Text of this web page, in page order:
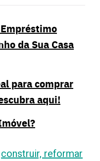
da Sua Casa
para comprar
aqui!
construir, reformar